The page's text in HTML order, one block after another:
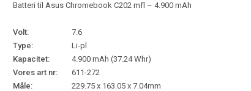
Batteri til Asus Chromebook C202 mfl – 4.900 mAh
Volt:
7.6
Type:
Li-pl
Kapacitet:
4.900 mAh (37.24 Whr)
Vores art nr:
611-272
Måle:
229.75 x 163.05 x 7.04mm